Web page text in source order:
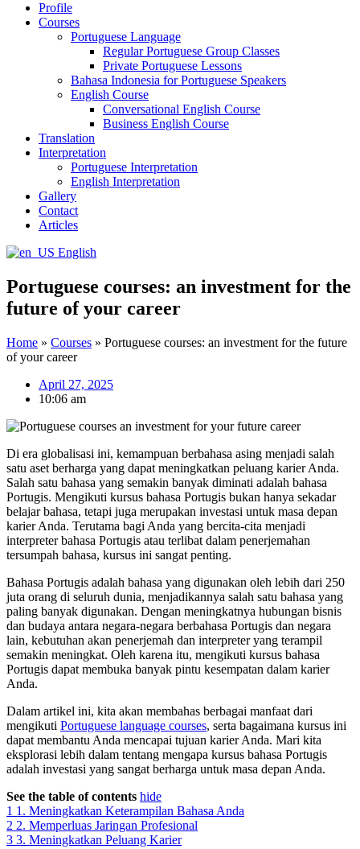
Profile
Courses
Portuguese Language
Regular Portuguese Group Classes
Private Portuguese Lessons
Bahasa Indonesia for Portuguese Speakers
English Course
Conversational English Course
Business English Course
Translation
Interpretation
Portuguese Interpretation
English Interpretation
Gallery
Contact
Articles
English
Portuguese courses: an investment for the
future of your career
Home » Courses » Portuguese courses: an investment for the future
of your career
April 27, 2025
10:06 am
Di era globalisasi ini, kemampuan berbahasa asing menjadi salah
satu aset berharga yang dapat meningkatkan peluang karier Anda.
Salah satu bahasa yang semakin banyak diminati adalah bahasa
Portugis. Mengikuti kursus bahasa Portugis bukan hanya sekadar
belajar bahasa, tetapi juga merupakan investasi untuk masa depan
karier Anda. Terutama bagi Anda yang bercita-cita menjadi
interpreter bahasa Portugis atau terlibat dalam penerjemahan
tersumpah bahasa, kursus ini sangat penting.
Bahasa Portugis adalah bahasa yang digunakan oleh lebih dari 250
juta orang di seluruh dunia, menjadikannya salah satu bahasa yang
paling banyak digunakan. Dengan meningkatnya hubungan bisnis
dan budaya antara negara-negara berbahasa Portugis dan negara
lain, kebutuhan akan penerjemah dan interpreter yang terampil
semakin meningkat. Oleh karena itu, mengikuti kursus bahasa
Portugis dapat membuka banyak pintu kesempatan dalam karier
Anda.
Dalam artikel ini, kita akan membahas berbagai manfaat dari
mengikuti Portuguese language courses, serta bagaimana kursus ini
dapat membantu Anda mencapai tujuan karier Anda. Mari kita
eksplorasi lebih dalam tentang mengapa kursus bahasa Portugis
adalah investasi yang sangat berharga untuk masa depan Anda.
See the table of contents hide
1 1. Meningkatkan Keterampilan Bahasa Anda
2 2. Memperluas Jaringan Profesional
3 3. Meningkatkan Peluang Karier